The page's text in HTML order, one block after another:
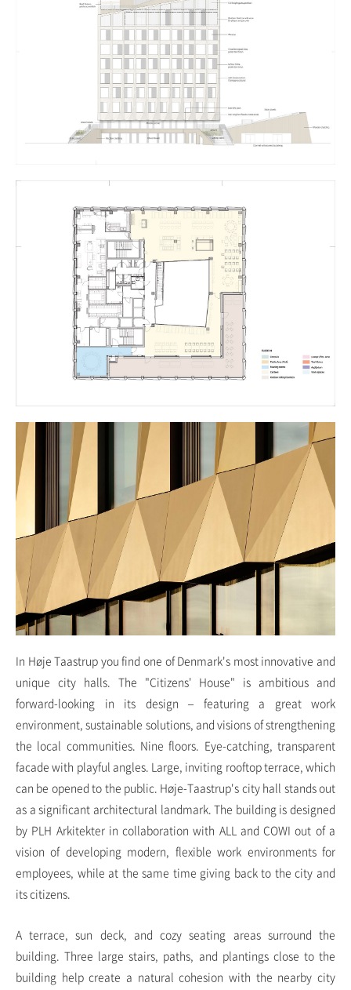
In Høje Taastrup you find one of Denmark's most innovative and
unique city halls. The "Citizens' House" is ambitious and
forward-looking in its design – featuring a great work
environment, sustainable solutions, and visions of strengthening
the local communities. Nine floors. Eye-catching, transparent
facade with playful angles. Large, inviting rooftop terrace, which
can be opened to the public. Høje-Taastrup's city hall stands out
as a significant architectural landmark. The building is designed
by PLH Arkitekter in collaboration with ALL and COWI out of a
vision of developing modern, flexible work environments for
employees, while at the same time giving back to the city and
its citizens.
A terrace, sun deck, and cozy seating areas surround the
building. Three large stairs, paths, and plantings close to the
building help create a natural cohesion with the nearby city